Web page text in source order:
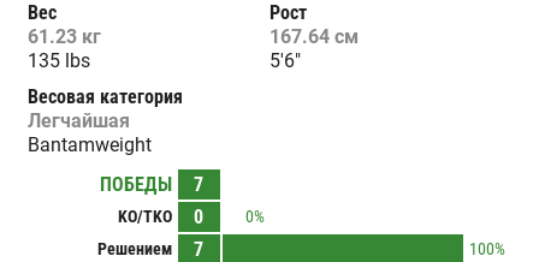
Вес
61.23 кг
135 lbs
Рост
167.64 см
5'6"
Весовая категория
Легчайшая
Bantamweight
ПОБЕДЫ
7
KO/TKO 0
0%
Решением
7
100%